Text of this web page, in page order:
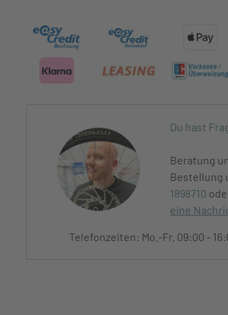
Du hast
Beratung
Bestellung
1898710
eine
Telefonzeiten: Mo.-Fr. 09:00 -